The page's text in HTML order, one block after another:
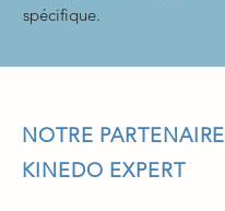
spécifique.
NOTRE PARTENAIRE
KINEDO EXPERT